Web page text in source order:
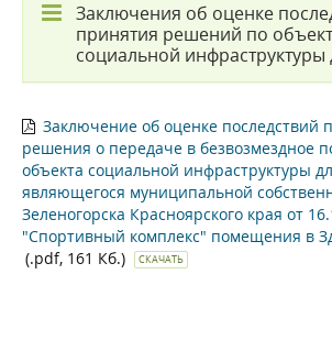
Заключения об оценке
принятия решений по
социальной инфраструктуры
Заключение об оценке последствий
решения о передаче в безвозмездное
объекта социальной инфраструктуры
являющегося муниципальной
Зеленогорска Красноярского края от
"Спортивный комплекс" помещения в
(.pdf, 161 Кб.)
СКАЧАТЬ